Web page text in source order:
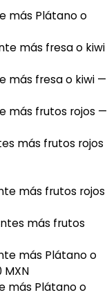
más Plátano o
más fresa o kiwi
más fresa o kiwi —
más frutos rojos —
más frutos rojos
más frutos rojos
más frutos
más Plátano o
MXN
más Plátano o